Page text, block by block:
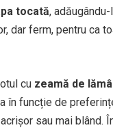
tocată,
dar ferm, pentru ca
cu zeamă de
în funcție de
sau mai blând.